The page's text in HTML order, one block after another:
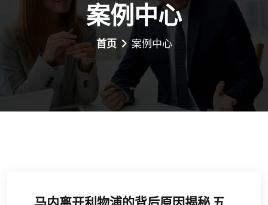
案例中心
首页 案例中心
马内离开利物浦的背后原因揭秘 五